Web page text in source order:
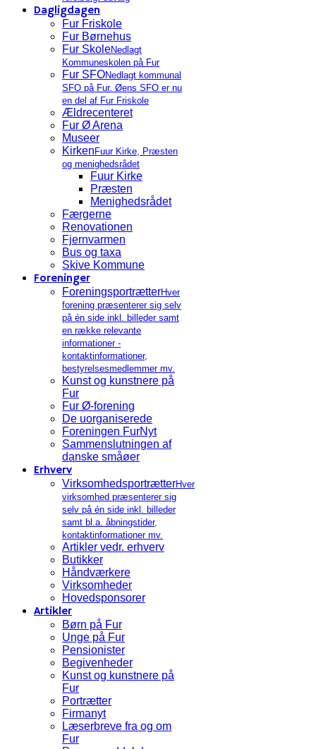
Dagligdagen
Fur Friskole
Fur Børnehus
Fur SkoleNedlagt
Kommuneskolen på Fur
Fur SFONedlagt kommunal
SFO på Fur. Øens SFO er nu
en del af Fur Friskole
Ældrecenteret
Fur Ø Arena
Museer
Kirken Fuur Kirke, Præsten
og menighedsrådet
Fuur Kirke
Præsten
Menighedsrådet
Færgerne
Renovationen
Fjernvarmen
Bus og taxa
Skive Kommune
Foreninger
ForeningsportrætterHver
forening præsenterer sig selv
på én side inkl. billeder samt
en række relevante
informationer -
kontaktinformationer,
bestyrelsesmedlemmer mv.
Kunst og kunstnere på
Fur
Fur Ø-forening
De uorganiserede
Foreningen FurNyt
Sammenslutningen af
danske småøer
Erhverv
VirksomhedsportrætterHver
virksomhed præsenterer sig
selv på én side inkl. billeder
samt bl.a. åbningstider,
kontaktinformationer mv.
Artikler vedr. erhverv
Butikker
Håndværkere
Virksomheder
Hovedsponsorer
Artikler
Børn på Fur
Unge på Fur
Pensionister
Begivenheder
Kunst og kunstnere på
Fur
Portrætter
Firmanyt
Læserbreve fra og om
Fur